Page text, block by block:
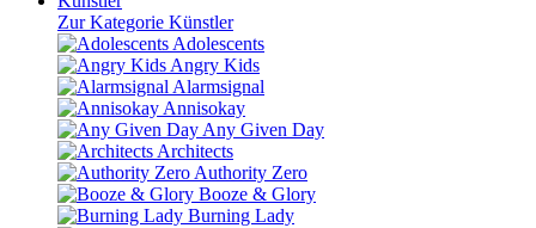
Zur Kategorie Künstler
Adolescents
Angry Kids
Alarmsignal
Annisokay
Any Given Day
Architects
Authority Zero
Booze & Glory
Burning Lady